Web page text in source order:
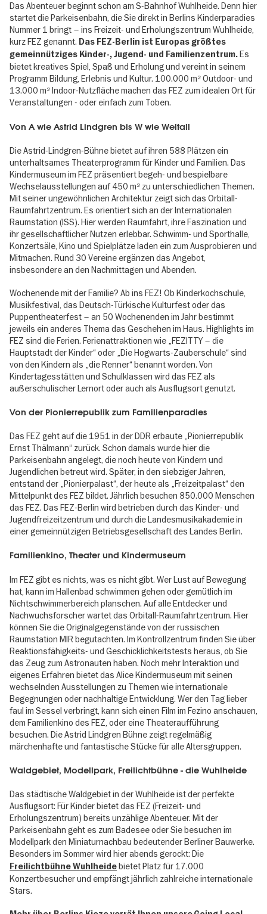
Das Abenteuer beginnt schon am S-Bahnhof Wuhlheide. Denn hier
startet die Parkeisenbahn, die Sie direkt in Berlins Kinderparadies
Nummer 1 bringt – ins Freizeit- und Erholungszentrum Wuhlheide,
kurz FEZ genannt. Das FEZ-Berlin ist Europas größtes
gemeinnütziges Kinder-, Jugend- und Familienzentrum. Es
bietet kreatives Spiel, Spaß und Erholung und vereint in seinem
Programm Bildung, Erlebnis und Kultur. 100.000 m² Outdoor- und
13.000 m² Indoor-Nutzfläche machen das FEZ zum idealen Ort für
Veranstaltungen - oder einfach zum Toben.
Von A wie Astrid Lindgren bis W wie Weltall
Die Astrid-Lindgren-Bühne bietet auf ihren 588 Plätzen ein
unterhaltsames Theaterprogramm für Kinder und Familien. Das
Kindermuseum im FEZ präsentiert begeh- und bespielbare
Wechselausstellungen auf 450 m² zu unterschiedlichen Themen.
Mit seiner ungewöhnlichen Architektur zeigt sich das Orbitall-
Raumfahrtzentrum. Es orientiert sich an der Internationalen
Raumstation (ISS). Hier werden Raumfahrt, ihre Faszination und
ihr gesellschaftlicher Nutzen erlebbar. Schwimm- und Sporthalle,
Konzertsäle, Kino und Spielplätze laden ein zum Ausprobieren und
Mitmachen. Rund 30 Vereine ergänzen das Angebot,
insbesondere an den Nachmittagen und Abenden.
Wochenende mit der Familie? Ab ins FEZ! Ob Kinderkochschule,
Musikfestival, das Deutsch-Türkische Kulturfest oder das
Puppentheaterfest – an 50 Wochenenden im Jahr bestimmt
jeweils ein anderes Thema das Geschehen im Haus. Highlights im
FEZ sind die Ferien. Ferienattraktionen wie „FEZITTY – die
Hauptstadt der Kinder“ oder „Die Hogwarts-Zauberschule“ sind
von den Kindern als „die Renner“ benannt worden. Von
Kindertagesstätten und Schulklassen wird das FEZ als
außerschulischer Lernort oder auch als Ausflugsort genutzt.
Von der Pionierrepublik zum Familienparadies
Das FEZ geht auf die 1951 in der DDR erbaute „Pionierrepublik
Ernst Thälmann“ zurück. Schon damals wurde hier die
Parkeisenbahn angelegt, die noch heute von Kindern und
Jugendlichen betreut wird. Später, in den siebziger Jahren,
entstand der „Pionierpalast“, der heute als „Freizeitpalast“ den
Mittelpunkt des FEZ bildet. Jährlich besuchen 850.000 Menschen
das FEZ. Das FEZ-Berlin wird betrieben durch das Kinder- und
Jugendfreizeitzentrum und durch die Landesmusikakademie in
einer gemeinnützigen Betriebsgesellschaft des Landes Berlin.
Familienkino, Theater und Kindermuseum
Im FEZ gibt es nichts, was es nicht gibt. Wer Lust auf Bewegung
hat, kann im Hallenbad schwimmen gehen oder gemütlich im
Nichtschwimmerbereich planschen. Auf alle Entdecker und
Nachwuchsforscher wartet das Orbitall-Raumfahrtzentrum. Hier
können Sie die Originalgegenstände von der russischen
Raumstation MIR begutachten. Im Kontrollzentrum finden Sie über
Reaktionsfähigkeits- und Geschicklichkeitstests heraus, ob Sie
das Zeug zum Astronauten haben. Noch mehr Interaktion und
eigenes Erfahren bietet das Alice Kindermuseum mit seinen
wechselnden Ausstellungen zu Themen wie internationale
Begegnungen oder nachhaltige Entwicklung. Wer den Tag lieber
faul im Sessel verbringt, kann sich einen Film im Fezino anschauen,
dem Familienkino des FEZ, oder eine Theateraufführung
besuchen. Die Astrid Lindgren Bühne zeigt regelmäßig
märchenhafte und fantastische Stücke für alle Altersgruppen.
Waldgebiet, Modellpark, Freilichtbühne - die Wuhlheide
Das städtische Waldgebiet in der Wuhlheide ist der perfekte
Ausflugsort: Für Kinder bietet das FEZ (Freizeit- und
Erholungszentrum) bereits unzählige Abenteuer. Mit der
Parkeisenbahn geht es zum Badesee oder Sie besuchen im
Modellpark den Miniaturnachbau bedeutender Berliner Bauwerke.
Besonders im Sommer wird hier abends gerockt: Die
Freilichtbühne Wuhlheidebietet Platz für 17.000
Konzertbesucher und empfängt jährlich zahlreiche internationale
Stars.